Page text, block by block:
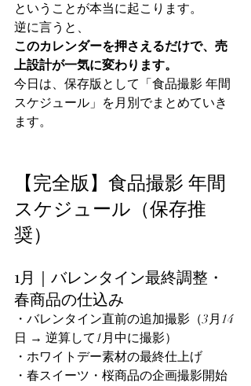
ということが本当に起こります。
逆に言うと、
このカレンダーを押さえるだけで、売
上設計が一気に変わります。
今日は、保存版として「食品撮影 年間
スケジュール」を月別でまとめていき
ます。
【完全版】食品撮影 年間
スケジュール（保存推
奨）
1月｜バレンタイン最終調整・
春商品の仕込み
・バレンタイン直前の追加撮影（3月14
日 → 逆算して1月中に撮影）
・ホワイトデー素材の最終仕上げ
・春スイーツ・桜商品の企画撮影開始